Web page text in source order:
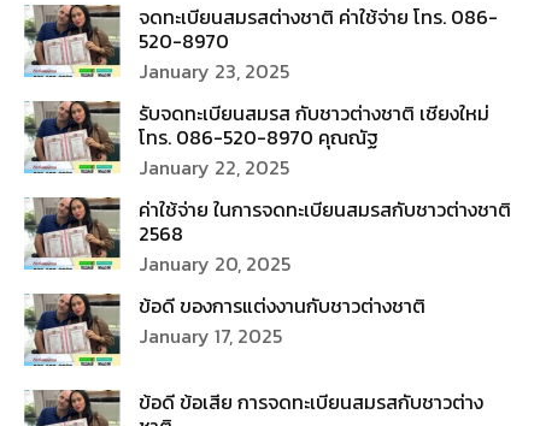
จดทะเบียนสมรสต่างชาติ ค่าใช้จ่าย โทร. 086-
520-8970
January 23, 2025
รับจดทะเบียนสมรส กับชาวต่างชาติ เชียงใหม่
โทร. 086-520-8970 คุณณัฐ
January 22, 2025
ค่าใช้จ่าย ในการจดทะเบียนสมรสกับชาวต่างชาติ
2568
January 20, 2025
ข้อดี ของการแต่งงานกับชาวต่างชาติ
January 17, 2025
ข้อดี ข้อเสีย การจดทะเบียนสมรสกับชาวต่าง